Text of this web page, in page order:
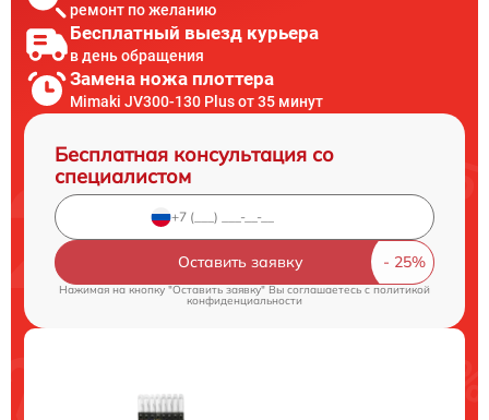
ремонт по желанию
Бесплатный выезд курьера
в день обращения
Замена ножа плоттера
Mimaki JV300-130 Plus от 35 минут
Бесплатная консультация со
специалистом
Оставить заявку
Нажимая на кнопку "Оставить заявку" Вы соглашаетесь cполитикой
конфиденциальности